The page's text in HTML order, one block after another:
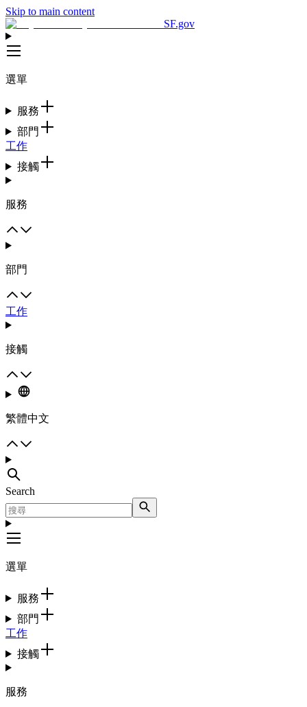
Skip to main content
SF.gov
選單
服務
部門
工作
接觸
服務
部門
工作
接觸
繁體中文
Search
選單
服務
部門
工作
接觸
服務